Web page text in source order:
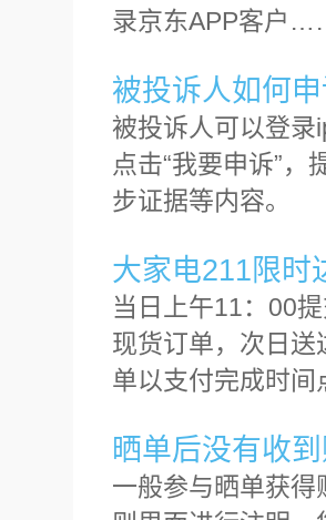
录京东APP客户
被投诉人如何
被投诉人可以登录
点击“我要申诉”
步证据等内容。
大家电211限时
当日上午11：00
现货订单，次日
单以支付完成时
晒单后没有收
一般参与晒单获